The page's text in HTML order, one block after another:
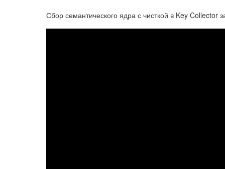
Сбор семантического ядра с чисткой в Key Collector